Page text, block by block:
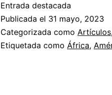
Entrada destacada
Publicada el 31 mayo, 2023
Categorizada como Artículos
Etiquetada como África,